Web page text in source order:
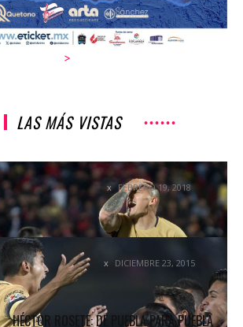
>
LAS MÁS VISTAS
LO MEJOR Y LO PEOR DE LA JORNADA 8 DE LA...
COLUMNETAS FEBRERO 19, 2018
DESTACADOS DICIEMBRE 23, 2015
HÉCTOR ROSETE: DE PUEBLA PARA PUEBLA